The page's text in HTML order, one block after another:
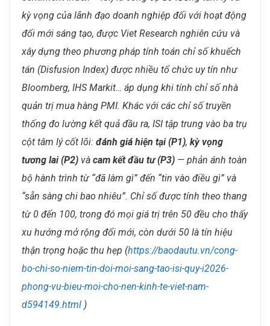
kỳ vọng của lãnh đạo doanh nghiệp đối với hoạt động
đổi mới sáng tạo, được Viet Research nghiên cứu và
xây dựng theo phương pháp tính toán chỉ số khuếch
tán (Disfusion Index) được nhiều tổ chức uy tín như
Bloomberg, IHS Markit… áp dụng khi tính chỉ số nhà
quản trị mua hàng PMI. Khác với các chỉ số truyền
thống đo lường kết quả đầu ra, ISI tập trung vào ba trụ
cột tâm lý cốt lõi: đánh giá hiện tại (P1), kỳ vọng
tương lai (P2) và cam kết đầu tư (P3) — phản ánh toàn
bộ hành trình từ “đã làm gì” đến “tin vào điều gì” và
“sẵn sàng chi bao nhiêu”. Chỉ số được tính theo thang
từ 0 đến 100, trong đó mọi giá trị trên 50 đều cho thấy
xu hướng mở rộng đổi mới, còn dưới 50 là tín hiệu
thận trọng hoặc thu hẹp (https://baodautu.vn/cong-
bo-chi-so-niem-tin-doi-moi-sang-tao-isi-quy-i2026-
phong-vu-bieu-moi-cho-nen-kinh-te-viet-nam-
d594149.html )